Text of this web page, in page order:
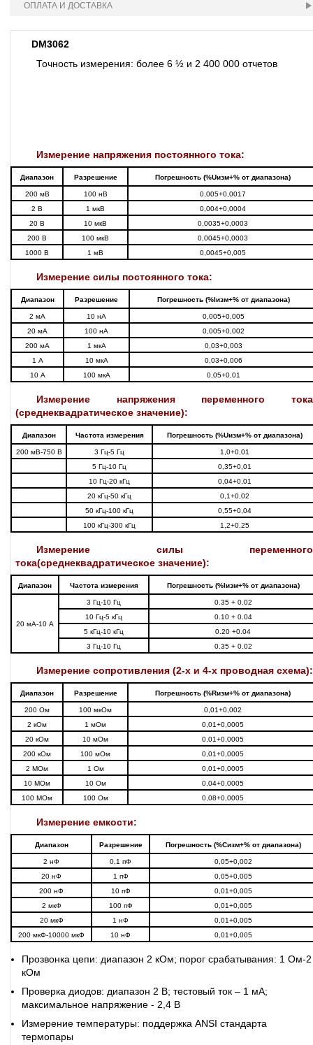
ОПЛАТА И ДОСТАВКА
DM3062
Точность измерения: более 6 ½ и 2 400 000 отчетов
Измерение напряжения постоянного тока:
Диапазон Разрешение Погрешность (%Uизм+% от диапазона)
200 мВ 100 нВ
0,005+0,0017
2 В
1 мкВ
0,004+0,0004
20 В
10 мкВ
0,0035+0,0003
200 В
100 мкВ
0,0045+0,0003
1000 В
1 мВ 0,0045+0,005
Измерение силы постоянного тока:
Диапазон Разрешение Погрешность (%Iизм+% от диапазона)
2 мА 10 нА
0,005+0,005
20 мА
100 нА
0,005+0,002
200 мА
1 мкА
0,03+0,003
1 А
10 мкА
0,03+0,006
10 А
100 мкА 0,05+0,01
Измерение напряжения переменного тока
(среднеквадратическое значение):
Диапазон Частота измерения Погрешность (%Uизм+% от диапазона)
200 мВ-750 В 3 Гц-5 Гц
1,0+0,01
5 Гц-10 Гц
0,35+0,01
10 Гц-20 кГц
0,04+0,01
20 кГц-50 кГц
0,1+0,02
50 кГц-100 кГц
0,55+0,04
100 кГц-300 кГц
1,2+0,25
Измерение силы переменного
тока(среднеквадратическое значение):
Диапазон Частота измерения Погрешность (%Iизм+% от диапазона)
20 мА-10 А
3 Гц-10 Гц
0.35 + 0.02
10 Гц-5 кГц
0.10 + 0.04
5 кГц-10 кГц
0.20 +0.04
3 Гц-10 Гц
0.35 + 0.02
Измерение сопротивления (2-х и 4-х проводная схема):
Диапазон Разрешение Погрешность (%Rизм+% от диапазона)
200 Ом 100 мкОм
0,01+0,002
2 кОм
1 мОм
0,01+0,0005
20 кОм
10 мОм
0,01+0,0005
200 кОм
100 мОм
0,01+0,0005
2 МОм
1 Ом
0,01+0,0005
10 МОм
10 Ом
0,04+0,0005
100 МОм
100 Ом 0,08+0,0005
Измерение емкости:
Диапазон Разрешение Погрешность (%Сизм+% от диапазона)
2 нФ 0,1 пФ
0,05+0,002
20 нФ
1 пФ
0,05+0,005
200 нФ
10 пФ
0,01+0,005
2 мкФ
100 пФ
0,01+0,005
20 мкФ
1 нФ
0,01+0,005
200 мкФ-10000 мкФ
10 нФ 0,01+0,005
Прозвонка цепи: диапазон 2 кОм; порог срабатывания: 1 Ом-2
кОм
Проверка диодов: диапазон 2 В; тестовый ток – 1 мА;
максимальное напряжение - 2,4 В
Измерение температуры: поддержка ANSI стандарта
термопары